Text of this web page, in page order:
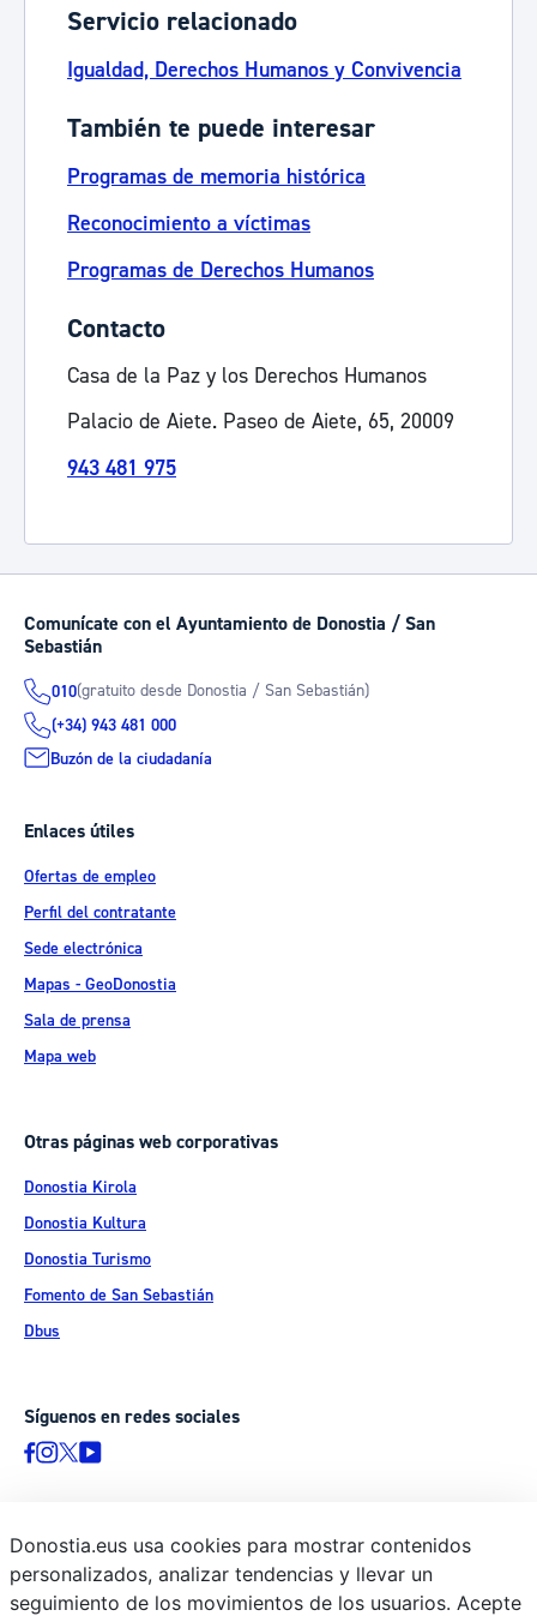
Servicio relacionado
Igualdad, Derechos Humanos y Convivencia
También te puede interesar
Programas de memoria histórica
Reconocimiento a víctimas
Programas de Derechos Humanos
Contacto
Casa de la Paz y los Derechos Humanos
Palacio de Aiete. Paseo de Aiete, 65, 20009
943 481 975
Comunícate con el Ayuntamiento de Donostia / San
Sebastián
010(gratuito desde Donostia / San Sebastián)
(+34) 943 481 000
Buzón de la ciudadanía
Enlaces útiles
Ofertas de empleo
Perfil del contratante
Sede electrónica
Mapas - GeoDonostia
Sala de prensa
Mapa web
Otras páginas web corporativas
Donostia Kirola
Donostia Kultura
Donostia Turismo
Fomento de San Sebastián
Dbus
Síguenos en redes sociales
© Donostiako Udala - Ayuntamiento de Donostia / San Sebastián
Ijentea 1, 20003 Donostia / San Sebastián
Donostia.eus usa cookies para mostrar contenidos
personalizados, analizar tendencias y llevar un
seguimiento de los movimientos de los usuarios. Acepte